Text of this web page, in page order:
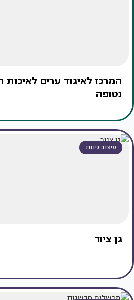
המרכז לאיגוד ערים
נטופה
עיצוב גינות
גן ציור